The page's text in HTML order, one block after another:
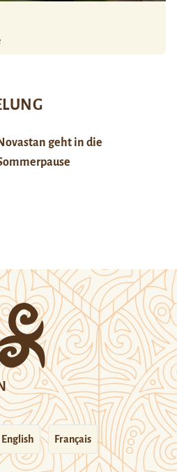
geht in die
English Français